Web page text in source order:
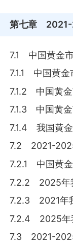
第七章 2021-
7.1 中国黄金
7.1.1 中国黄金
7.1.2 中国黄
7.1.3 中国黄
7.1.4 我国黄金
7.2 2021-
7.2.1 中国黄
7.2.2 2025年
7.2.3 2021年
7.2.4 2025年
7.3 2021-